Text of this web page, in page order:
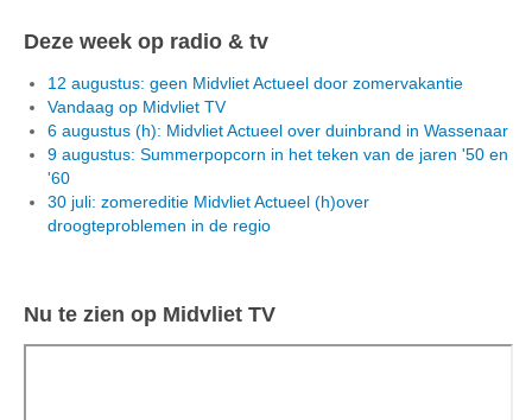
Deze week op radio & tv
12 augustus: geen Midvliet Actueel door zomervakantie
Vandaag op Midvliet TV
6 augustus (h): Midvliet Actueel over duinbrand in Wassenaar
9 augustus: Summerpopcorn in het teken van de jaren '50 en
'60
30 juli: zomereditie Midvliet Actueel (h)over
droogteproblemen in de regio
Nu te zien op Midvliet TV